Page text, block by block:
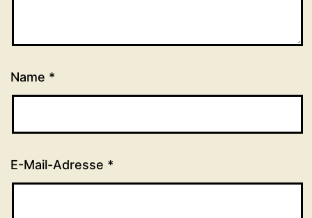
Name *
E-Mail-Adresse *